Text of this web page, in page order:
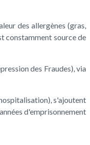
des allergènes (gras,
constamment source de
des Fraudes), via
s'ajoutent
d'emprisonnement